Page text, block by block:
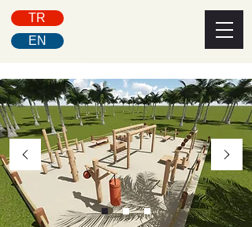
TR
EN